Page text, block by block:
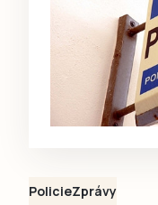
PolicieZprávy